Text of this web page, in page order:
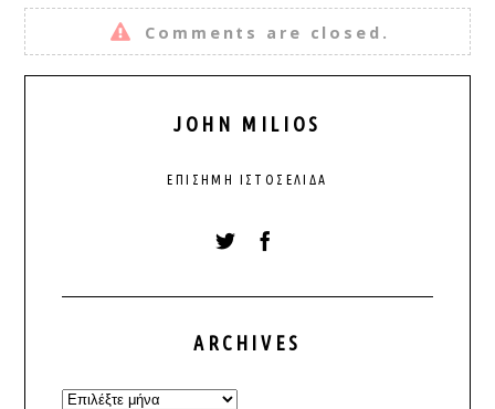
Comments are closed.
JOHN MILIOS
ΕΠΊΣΗΜΗ ΙΣΤΟΣΕΛΊΔΑ
ARCHIVES
Archives